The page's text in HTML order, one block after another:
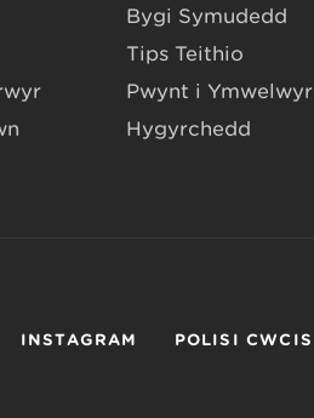
Bygi Symudedd
Tips Teithio
Pwynt i Ymwelwyr
Hygyrchedd
INSTAGRAM POLISI CWCIS